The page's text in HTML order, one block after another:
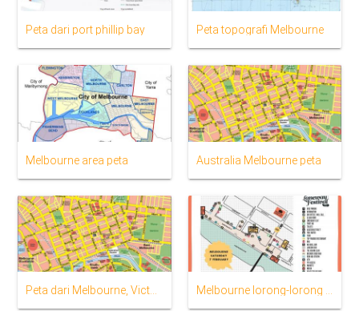
Peta dari port phillip bay Peta topografi Melbourne
Melbourne area peta Australia Melbourne peta
Peta dari Melbourne, Victoria Melbourne lorong-lorong peta